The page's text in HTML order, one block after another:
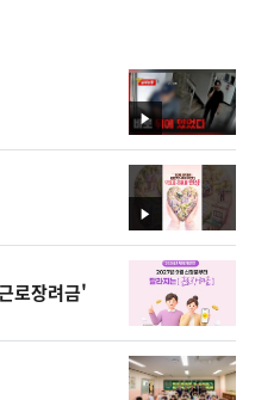
영
상
영
상
로장려금'